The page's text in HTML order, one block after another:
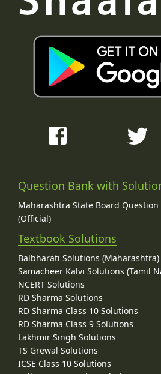
Question Bank with
Maharashtra State Board
(Official)
Textbook Solutions
Balbharati Solutions (Maharashtra)
Samacheer Kalvi Solutions (Tamil
NCERT Solutions
RD Sharma Solutions
RD Sharma Class 10 Solutions
RD Sharma Class 9 Solutions
Lakhmir Singh Solutions
TS Grewal Solutions
ICSE Class 10 Solutions